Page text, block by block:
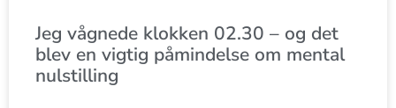
Jeg vågnede klokken 02.30 – og det
blev en vigtig påmindelse om mental
nulstilling